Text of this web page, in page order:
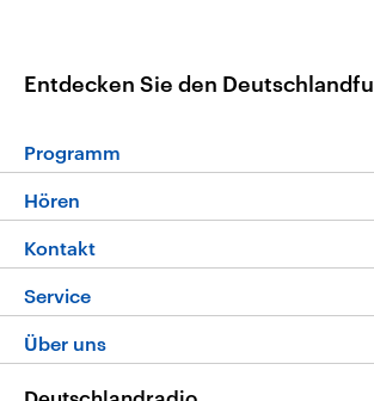
Entdecken Sie den
Programm
Programm
Die Nachrichten
Nachrichtenleicht
Neue Beiträge auf dlf.de
Hören
Livestream
Podcasts
Deutschlandfunk App
Nachrichten App
Kontakt
Hörerservice
Service
FAQ
Über uns